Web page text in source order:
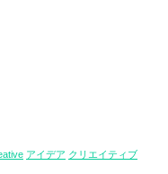
アイデア クリエイティブ